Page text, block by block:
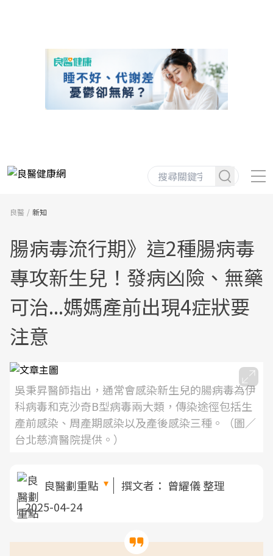
良醫 新知
腸病毒流行期》這2種腸病毒
專攻新生兒！發病凶險、無藥
可治...媽媽產前出現4症狀要
注意
吳秉昇醫師指出，通常會感染新生兒的腸病毒為伊
科病毒和克沙奇B型病毒兩大類，傳染途徑包括生
產前感染、周產期感染以及產後感染三種。（圖／
台北慈濟醫院提供。）
良醫劃重點 撰文者： 曾耀儀 整理
2025-04-24